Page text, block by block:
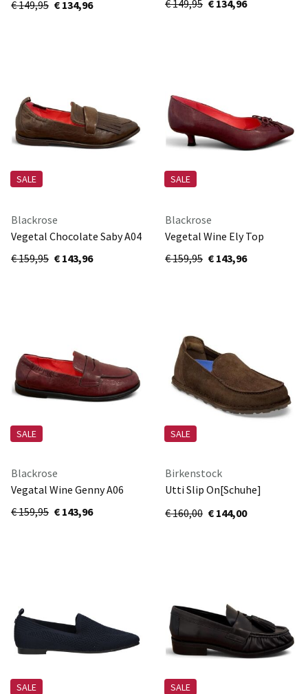
€ 149,95 € 134,96 € 149,95 € 134,96
SALE
Blackrose
Vegetal Chocolate Saby A04
€ 159,95 € 143,96
SALE
Blackrose
Vegetal Wine Ely Top
€ 159,95 € 143,96
SALE
Blackrose
Vegatal Wine Genny A06
€ 159,95 € 143,96
SALE
Birkenstock
Utti Slip On[Schuhe]
1031439 Carafe
€ 160,00 € 144,00
SALE SALE